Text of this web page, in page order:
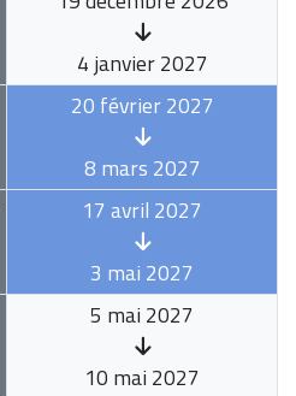
4 janvier 2027
20 février 2027
8 mars 2027
17 avril 2027
3 mai 2027
5 mai 2027
10 mai 2027